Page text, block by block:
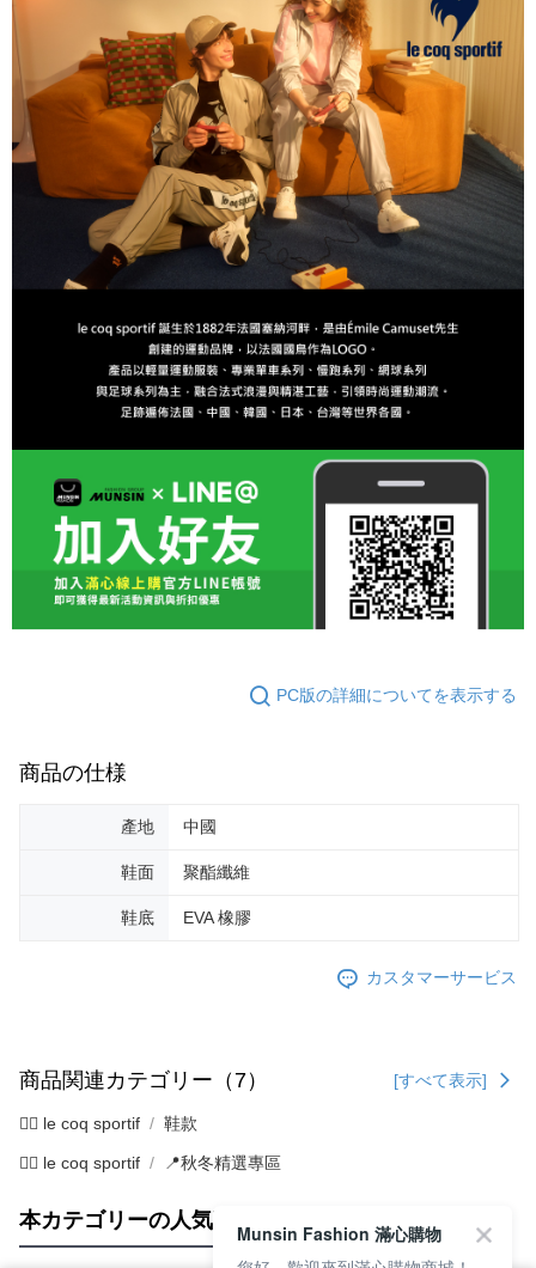
PC版の詳細についてを表示する
商品の仕様
產地 中國
鞋面 聚酯纖維
鞋底 EVA 橡膠
カスタマーサービス
商品関連カテゴリー（7） [すべて表示]
🚴‍♂️ le coq sportif 鞋款
🚴‍♂️ le coq sportif 📍秋冬精選專區
本カテゴリーの人気商品 サイト全体のランキング
Munsin Fashion 滿心購物